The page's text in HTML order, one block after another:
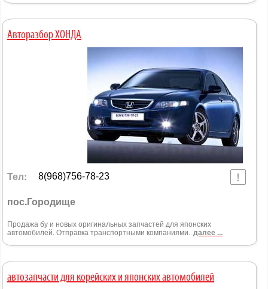
Авторазбор ХОНДА
Тел: 8(968)756-78-23
пос.Городище
Продажа бу и новых оригинальных запчастей для японских
автомобилей. Отправка транспортными компаниями. далее ...
автозапчасти для корейских и японских автомобилей